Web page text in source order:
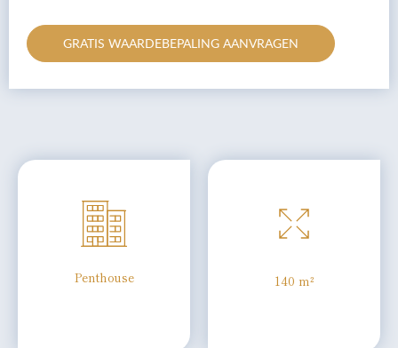
Penthouse 140 m²
GRATIS WAARDEBEPALING AANVRAGEN